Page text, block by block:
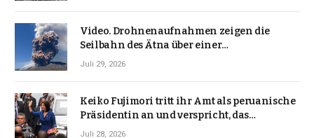
Video. Drohnenaufnahmen zeigen die
Seilbahn des Ätna über einer
Vulkanlandschaft
Juli 29, 2026
Keiko Fujimori tritt ihr Amt als peruanische
Präsidentin an und verspricht, das
Jahrzehnt der Instabilität zu beenden
Juli 28, 2026